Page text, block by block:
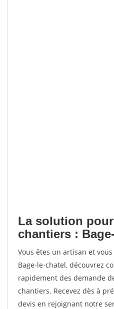
La solution
chantiers :
Vous êtes un artisan et
Bage-le-chatel, découvrez
rapidement des demande
chantiers. Recevez dès à
devis en rejoignant notre